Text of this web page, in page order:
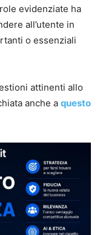
evidenziate ha
all’utente in
o essenziali
attinenti allo
anche a questo